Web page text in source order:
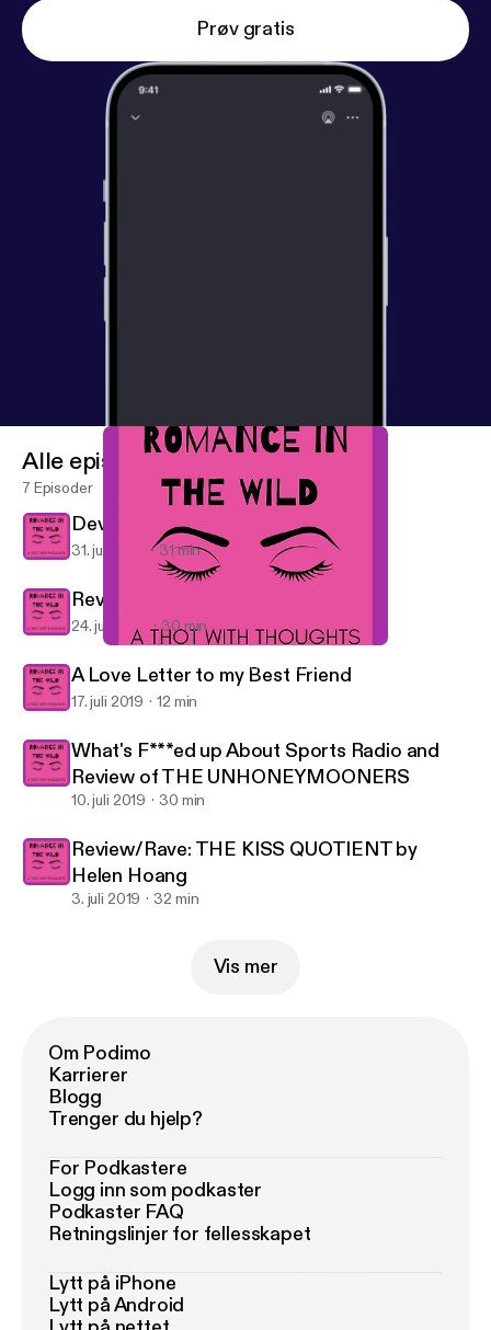
Prøv gratis
Romance in the Wild: A Thot with Thoughts
Alle episoder
7 Episoder
Devil in Winter Part 2
31. juli 2019 31 min
Review Part 1: The Devil in Winter
24. juli 2019 30 min
A Love Letter to my Best Friend
17. juli 2019 12 min
What's F***ed up About Sports Radio and
Review of THE UNHONEYMOONERS
10. juli 2019 30 min
Review/Rave: THE KISS QUOTIENT by
Helen Hoang
3. juli 2019 32 min
Vis mer
Om Podimo
Karrierer
Blogg
Trenger du hjelp?
For Podkastere
Logg inn som podkaster
Podkaster FAQ
Retningslinjer for fellesskapet
Lytt på iPhone
Lytt på Android